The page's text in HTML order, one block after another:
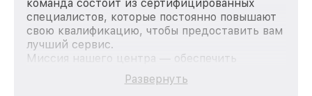
команда состоит из сертифицированных
специалистов, которые постоянно повышают
свою квалификацию, чтобы предоставить вам
лучший сервис.
Миссия нашего центра — обеспечить
качественный и доступный ремонт для
каждого пользователя продукции Fujifilm, вне
Развернуть